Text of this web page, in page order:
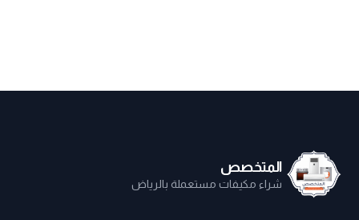
المتخصص
شراء مكيفات مستعملة بالرياض